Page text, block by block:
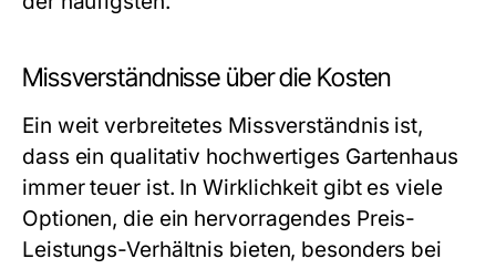
Missverständnisse über die Kosten
Ein weit verbreitetes Missverständnis ist,
dass ein qualitativ hochwertiges Gartenhaus
immer teuer ist. In Wirklichkeit gibt es viele
Optionen, die ein hervorragendes Preis-
Leistungs-Verhältnis bieten, besonders bei